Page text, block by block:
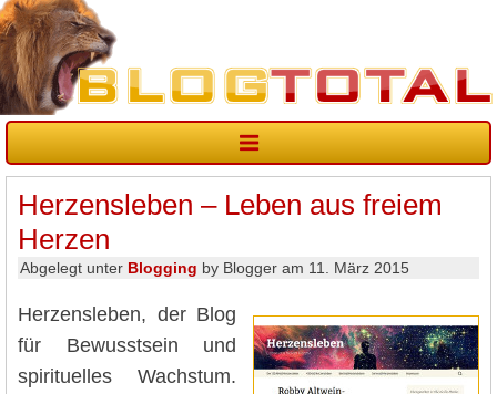
Herzensleben – Leben aus freiem
Herzen
Abgelegt unter Blogging by Blogger am 11. März 2015
Herzensleben, der Blog
für Bewusstsein und
spirituelles Wachstum.